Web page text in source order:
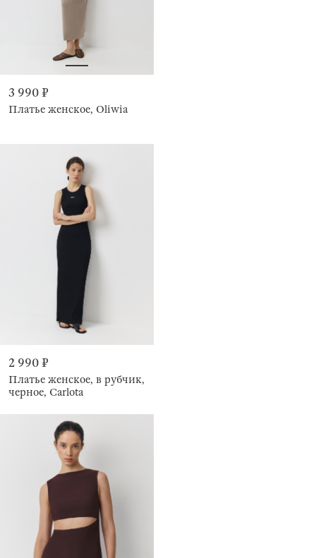
3 990 ₽
Платье женское, Oliwia
2 990 ₽
Платье женское, в рубчик,
черное, Carlota